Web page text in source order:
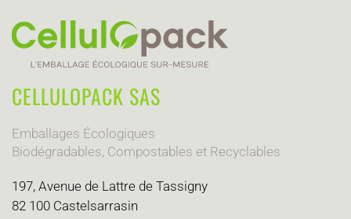
CELLULOPACK SAS
Emballages Écologiques
Biodégradables, Compostables et Recyclables
197, Avenue de Lattre de Tassigny
82 100 Castelsarrasin